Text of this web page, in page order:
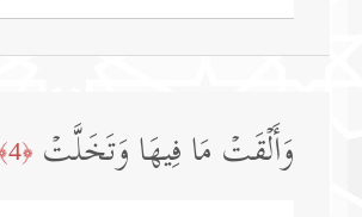
وَأَلۡقَتۡ مَا فِیهَا وَتَخَلَّتۡ ﴿4﴾